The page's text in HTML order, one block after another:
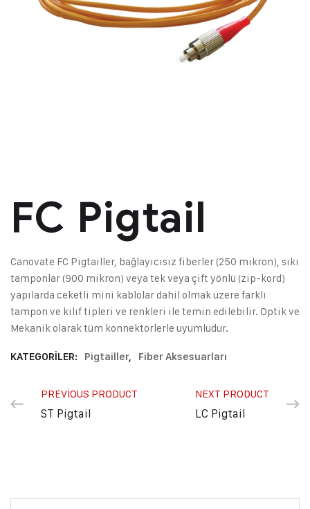
FC Pigtail
Canovate FC Pigtailler, bağlayıcısız fiberler (250 mikron), sıkı
tamponlar (900 mikron) veya tek veya çift yönlü (zip-kord)
yapılarda ceketli mini kablolar dahil olmak üzere farklı
tampon ve kılıf tipleri ve renkleri ile temin edilebilir. Optik ve
Mekanik olarak tüm konnektörlerle uyumludur.
KATEGORILER: Pigtailler, Fiber Aksesuarları
PREVIOUS PRODUCT
ST Pigtail
NEXT PRODUCT
LC Pigtail